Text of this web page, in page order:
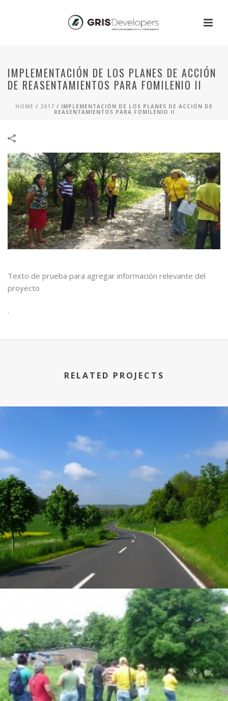
IMPLEMENTACIÓN DE LOS PLANES DE ACCIÓN
DE REASENTAMIENTOS PARA FOMILENIO II
HOME / 2017 / IMPLEMENTACIÓN DE LOS PLANES DE ACCIÓN DE
REASENTAMIENTOS PARA FOMILENIO II
Texto de prueba para agregar información relevante del
proyecto
.
RELATED PROJECTS